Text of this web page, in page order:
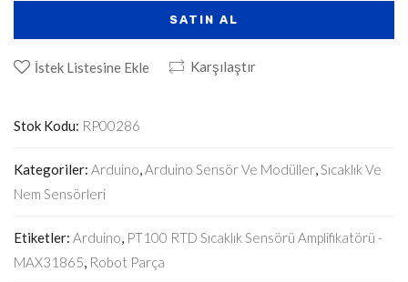
SATIN AL
İstek Listesine Ekle Karşılaştır
Stok Kodu: RP00286
Kategoriler: Arduino,Arduino Sensör Ve Modüller,Sıcaklık Ve
Nem Sensörleri
Etiketler: Arduino, PT100 RTD Sıcaklık Sensörü Amplifikatörü -
MAX31865, Robot Parça